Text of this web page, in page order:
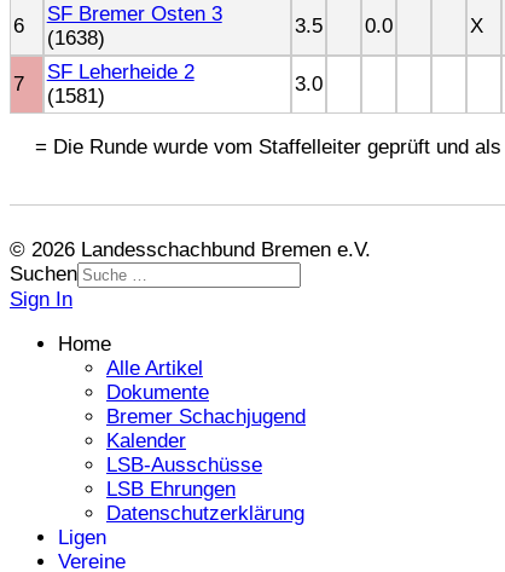
6
SF Bremer Osten 3
(1638)
3.5 0.0 X
7
SF Leherheide 2
(1581)
3.0
= Die Runde wurde vom Staffelleiter geprüft und
© 2026 Landesschachbund Bremen e.V.
Suchen
Sign In
Home
Alle Artikel
Dokumente
Bremer Schachjugend
Kalender
LSB-Ausschüsse
LSB Ehrungen
Datenschutzerklärung
Ligen
Vereine